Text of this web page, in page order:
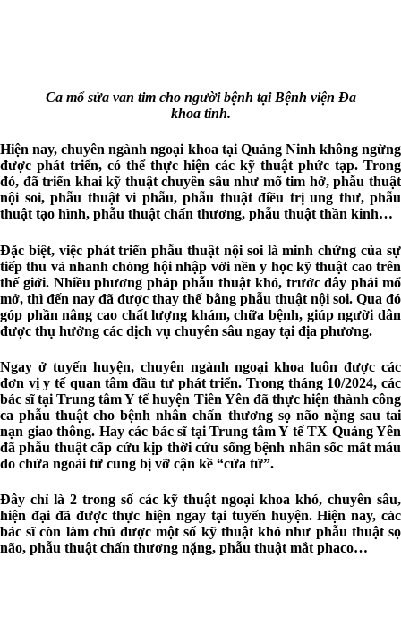
Ca mổ sửa van tim cho người bệnh tại Bệnh viện Đa
khoa tỉnh.
Hiện nay, chuyên ngành ngoại khoa tại Quảng Ninh không ngừng
được phát triển, có thể thực hiện các kỹ thuật phức tạp. Trong
đó, đã triển khai kỹ thuật chuyên sâu như mổ tim hở, phẫu thuật
nội soi, phẫu thuật vi phẫu, phẫu thuật điều trị ung thư, phẫu
thuật tạo hình, phẫu thuật chấn thương, phẫu thuật thần kinh…
Đặc biệt, việc phát triển phẫu thuật nội soi là minh chứng của sự
tiếp thu và nhanh chóng hội nhập với nền y học kỹ thuật cao trên
thế giới. Nhiều phương pháp phẫu thuật khó, trước đây phải mổ
mở, thì đến nay đã được thay thế bằng phẫu thuật nội soi. Qua đó
góp phần nâng cao chất lượng khám, chữa bệnh, giúp người dân
được thụ hưởng các dịch vụ chuyên sâu ngay tại địa phương.
Ngay ở tuyến huyện, chuyên ngành ngoại khoa luôn được các
đơn vị y tế quan tâm đầu tư phát triển. Trong tháng 10/2024, các
bác sĩ tại Trung tâm Y tế huyện Tiên Yên đã thực hiện thành công
ca phẫu thuật cho bệnh nhân chấn thương sọ não nặng sau tai
nạn giao thông. Hay các bác sĩ tại Trung tâm Y tế TX Quảng Yên
đã phẫu thuật cấp cứu kịp thời cứu sống bệnh nhân sốc mất máu
do chửa ngoài tử cung bị vỡ cận kề “cửa tử”.
Đây chỉ là 2 trong số các kỹ thuật ngoại khoa khó, chuyên sâu,
hiện đại đã được thực hiện ngay tại tuyến huyện. Hiện nay, các
bác sĩ còn làm chủ được một số kỹ thuật khó như phẫu thuật sọ
não, phẫu thuật chấn thương nặng, phẫu thuật mắt phaco…